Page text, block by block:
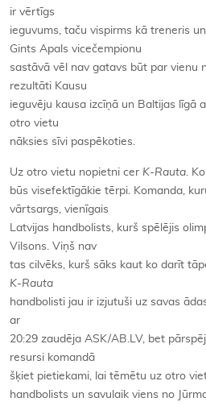
ir vērtīgs
ieguvums, taču vispirms kā treneris
Gints Apals vicečempionu
sastāvā vēl nav gatavs būt par vienu
rezultāti Kausu
ieguvēju kausa izcīņā un Baltijas līgā
otro vietu
nāksies sīvi paspēkoties.
Uz otro vietu nopietni cer K-Rauta .
būs visefektīgākie tērpi. Komanda,
vārtsargs, vienīgais
Latvijas handbolists, kurš spēlējis
Vilsons. Viņš nav
tas cilvēks, kurš sāks kaut ko darīt
K-Rauta
handbolisti jau ir izjutuši uz savas
ar
20:29 zaudēja ASK/AB.LV, bet
resursi komandā
šķiet pietiekami, lai tēmētu uz otro
handbolists un savulaik viens no